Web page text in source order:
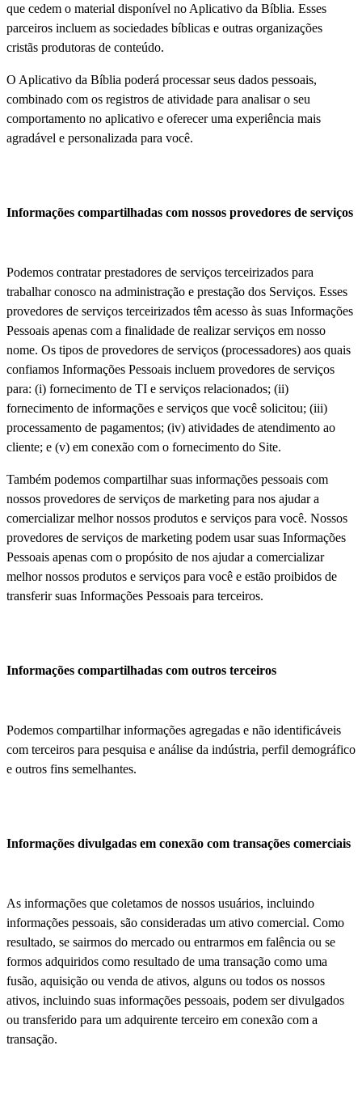
que cedem o material disponível no Aplicativo da Bíblia. Esses
parceiros incluem as sociedades bíblicas e outras organizações
cristãs produtoras de conteúdo.
O Aplicativo da Bíblia poderá processar seus dados pessoais,
combinado com os registros de atividade para analisar o seu
comportamento no aplicativo e oferecer uma experiência mais
agradável e personalizada para você.
Informações compartilhadas com nossos provedores de serviços
Podemos contratar prestadores de serviços terceirizados para
trabalhar conosco na administração e prestação dos Serviços. Esses
provedores de serviços terceirizados têm acesso às suas Informações
Pessoais apenas com a finalidade de realizar serviços em nosso
nome. Os tipos de provedores de serviços (processadores) aos quais
confiamos Informações Pessoais incluem provedores de serviços
para: (i) fornecimento de TI e serviços relacionados; (ii)
fornecimento de informações e serviços que você solicitou; (iii)
processamento de pagamentos; (iv) atividades de atendimento ao
cliente; e (v) em conexão com o fornecimento do Site.
Também podemos compartilhar suas informações pessoais com
nossos provedores de serviços de marketing para nos ajudar a
comercializar melhor nossos produtos e serviços para você. Nossos
provedores de serviços de marketing podem usar suas Informações
Pessoais apenas com o propósito de nos ajudar a comercializar
melhor nossos produtos e serviços para você e estão proibidos de
transferir suas Informações Pessoais para terceiros.
Informações compartilhadas com outros terceiros
Podemos compartilhar informações agregadas e não identificáveis
com terceiros para pesquisa e análise da indústria, perfil demográfico
e outros fins semelhantes.
Informações divulgadas em conexão com transações comerciais
As informações que coletamos de nossos usuários, incluindo
informações pessoais, são consideradas um ativo comercial. Como
resultado, se sairmos do mercado ou entrarmos em falência ou se
formos adquiridos como resultado de uma transação como uma
fusão, aquisição ou venda de ativos, alguns ou todos os nossos
ativos, incluindo suas informações pessoais, podem ser divulgados
ou transferido para um adquirente terceiro em conexão com a
transação.